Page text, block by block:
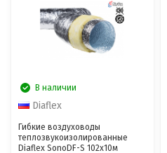
В наличии
Diaflex
Гибкие воздуховоды
теплозвукоизолированные
Diaflex SonoDF-S 102х10м